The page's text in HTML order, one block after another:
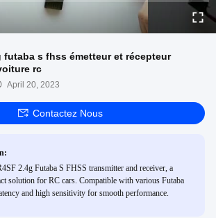
futaba s fhss émetteur et récepteur
rc
April 20, 2023
Contactez Nous
2.4g Futaba S FHSS transmitter and receiver, a
solution for RC cars. Compatible with various Futaba
and high sensitivity for smooth performance.